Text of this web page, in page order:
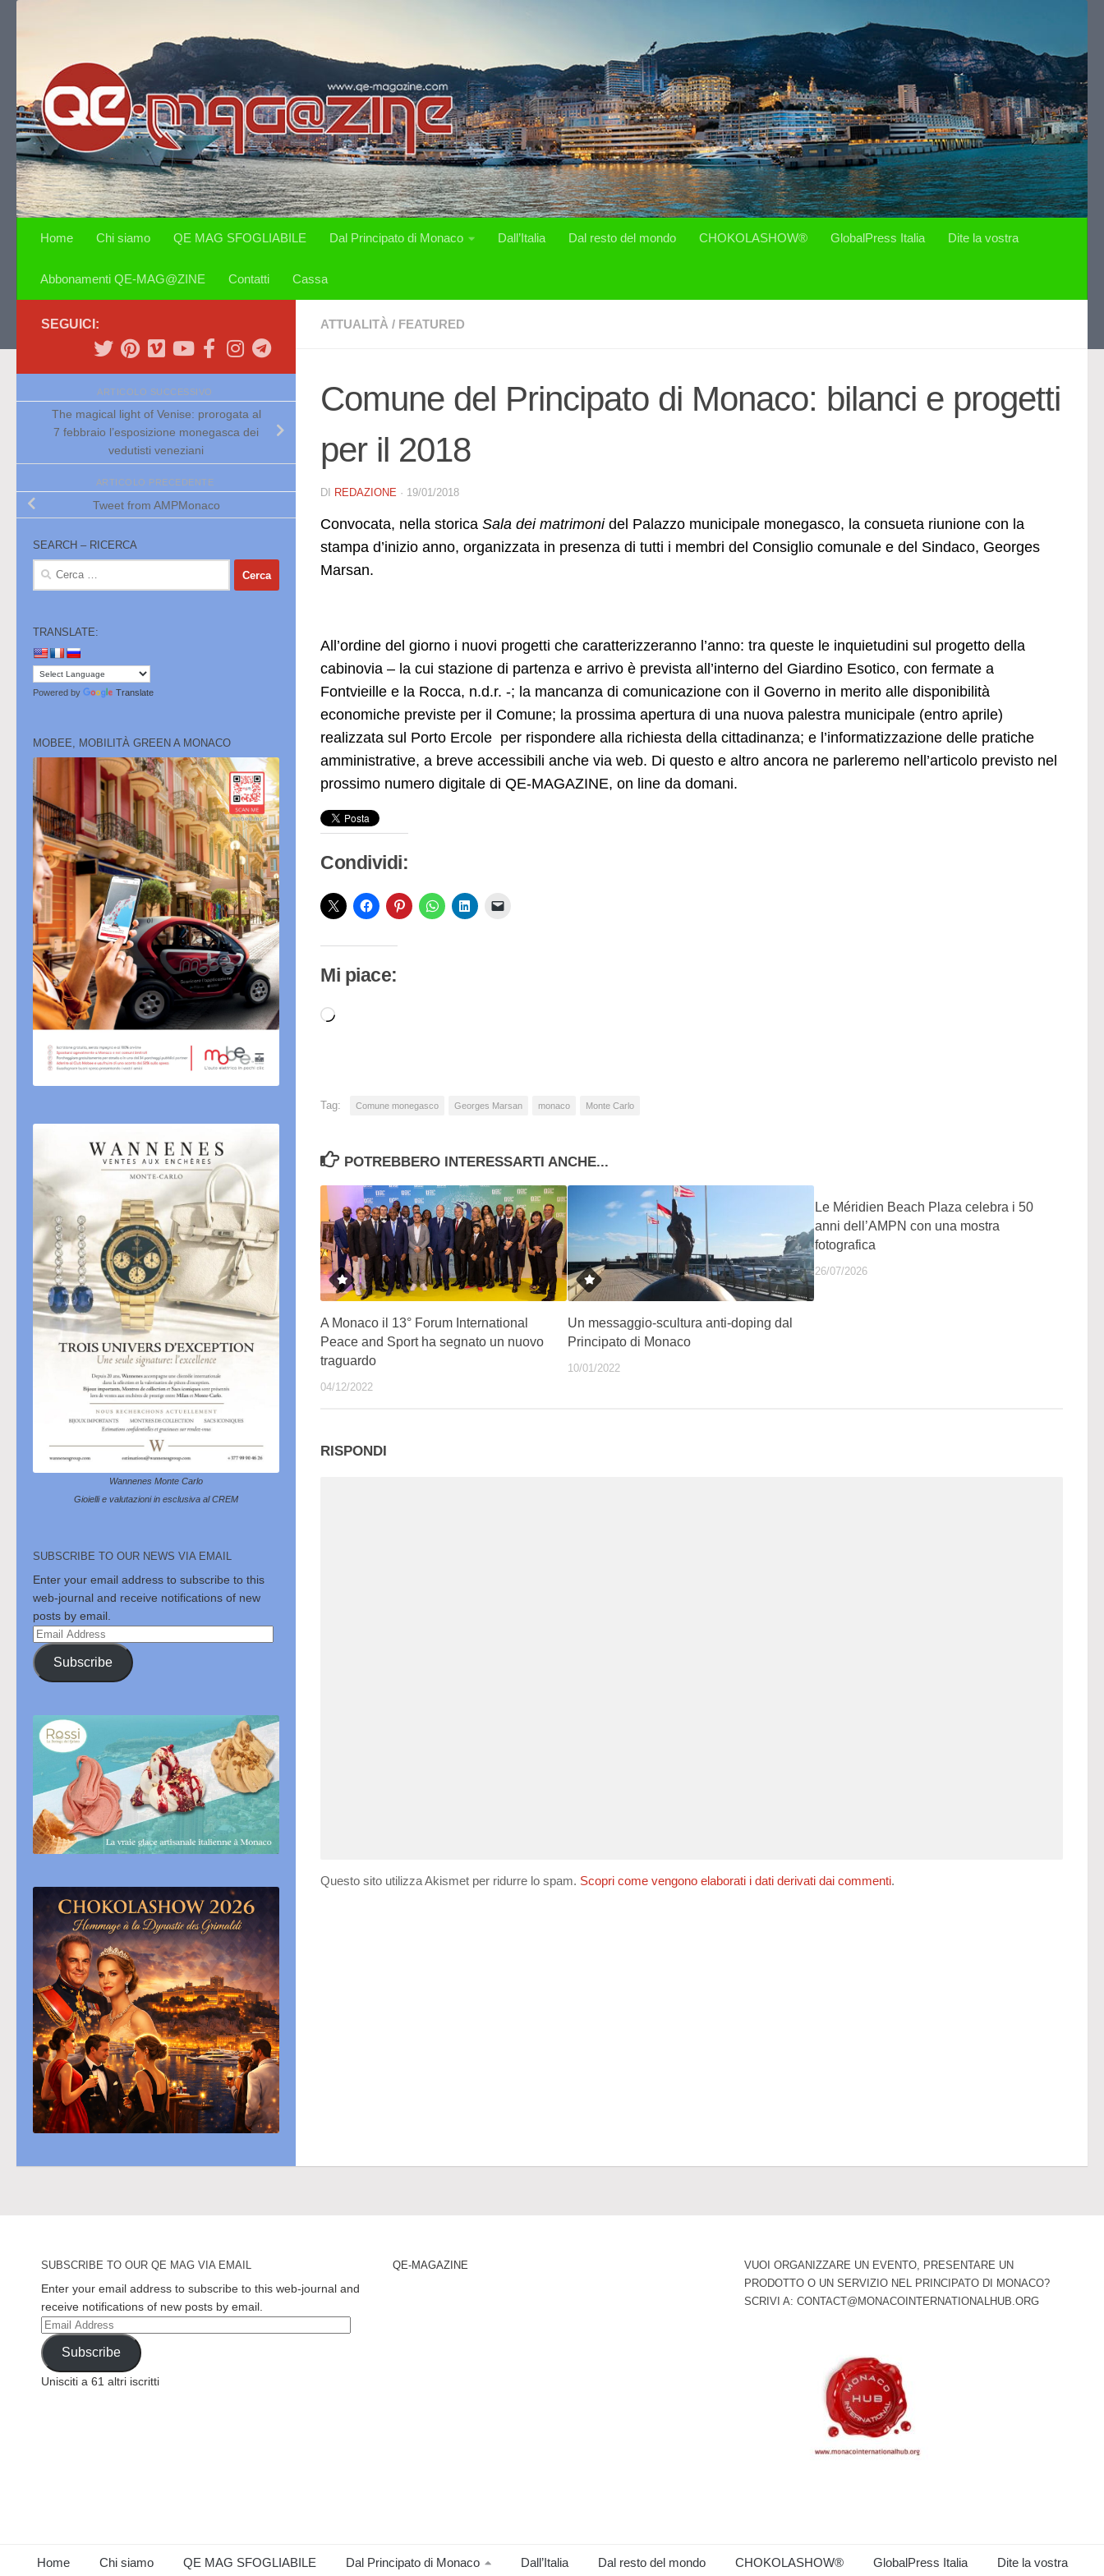
Home Chi siamo QE MAG SFOGLIABILE Dal Principato di Monaco Dall’Italia Dal resto del mondo CHOKOLASHOW® GlobalPress Italia Dite la vostra
Abbonamenti QE-MAG@ZINE Contatti Cassa
ATTUALITÀ / FEATURED
Comune del Principato di Monaco: bilanci e progetti
per il 2018
DI REDAZIONE · 19/01/2018
Convocata, nella storica Sala dei matrimoni del Palazzo municipale monegasco, la consueta riunione con la
stampa d’inizio anno, organizzata in presenza di tutti i membri del Consiglio comunale e del Sindaco, Georges
Marsan.
All’ordine del giorno i nuovi progetti che caratterizzeranno l’anno: tra queste le inquietudini sul progetto della
cabinovia – la cui stazione di partenza e arrivo è prevista all’interno del Giardino Esotico, con fermate a
Fontvieille e la Rocca, n.d.r. -; la mancanza di comunicazione con il Governo in merito alle disponibilità
economiche previste per il Comune; la prossima apertura di una nuova palestra municipale (entro aprile)
realizzata sul Porto Ercole per rispondere alla richiesta della cittadinanza; e l’informatizzazione delle pratiche
amministrative, a breve accessibili anche via web. Di questo e altro ancora ne parleremo nell’articolo previsto nel
prossimo numero digitale di QE-MAGAZINE, on line da domani.
Condividi:
Mi piace:
Caricamento
Tag: Comune monegasco Georges Marsan monaco Monte Carlo
POTREBBERO INTERESSARTI ANCHE...
A Monaco il 13° Forum International
Peace and Sport ha segnato un nuovo
traguardo
04/12/2022
Un messaggio-scultura anti-doping dal
Principato di Monaco
10/01/2022
Le Méridien Beach Plaza celebra i 50
anni dell’AMPN con una mostra
fotografica
26/07/2026
RISPONDI
Questo sito utilizza Akismet per ridurre lo spam. Scopri come vengono elaborati i dati derivati dai commenti.
SEGUICI:
ARTICOLO SUCCESSIVO
The magical light of Venise: prorogata al
7 febbraio l’esposizione monegasca dei
vedutisti veneziani
ARTICOLO PRECEDENTE
Tweet from AMPMonaco
SEARCH – RICERCA
Ricerca
per:
TRANSLATE:
Powered by Translate
MOBEE, MOBILITÀ GREEN A MONACO
Wannenes Monte Carlo
Gioielli e valutazioni in esclusiva al CREM
SUBSCRIBE TO OUR NEWS VIA EMAIL
Enter your email address to subscribe to this
web-journal and receive notifications of new
posts by email.
Email
Address
Subscribe
SUBSCRIBE TO OUR QE MAG VIA EMAIL
Enter your email address to subscribe to this web-journal and
receive notifications of new posts by email.
Email
Address
Subscribe
Unisciti a 61 altri iscritti
QE-MAGAZINE
VUOI ORGANIZZARE UN EVENTO, PRESENTARE UN
PRODOTTO O UN SERVIZIO NEL PRINCIPATO DI MONACO?
SCRIVI A: CONTACT@MONACOINTERNATIONALHUB.ORG
Home Chi siamo QE MAG SFOGLIABILE Dal Principato di Monaco Dall’Italia Dal resto del mondo CHOKOLASHOW® GlobalPress Italia Dite la vostra